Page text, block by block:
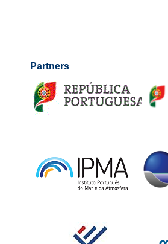
Partners